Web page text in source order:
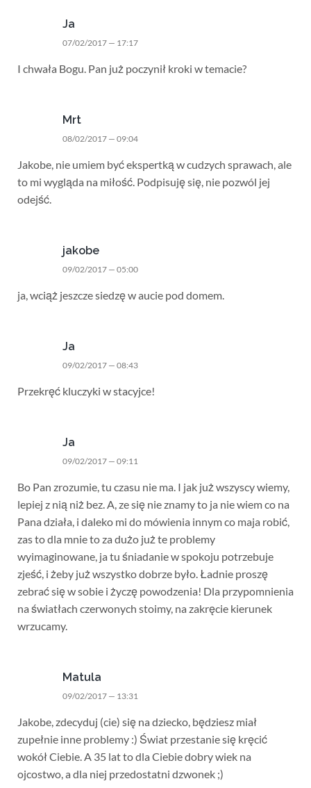
Ja
07/02/2017 — 17:17
I chwała Bogu. Pan już poczynił kroki w temacie?
Mrt
08/02/2017 — 09:04
Jakobe, nie umiem być ekspertką w cudzych sprawach, ale
to mi wygląda na miłość. Podpisuję się, nie pozwól jej
odejść.
jakobe
09/02/2017 — 05:00
ja, wciąż jeszcze siedzę w aucie pod domem.
Ja
09/02/2017 — 08:43
Przekręć kluczyki w stacyjce!
Ja
09/02/2017 — 09:11
Bo Pan zrozumie, tu czasu nie ma. I jak już wszyscy wiemy,
lepiej z nią niż bez. A, ze się nie znamy to ja nie wiem co na
Pana działa, i daleko mi do mówienia innym co maja robić,
zas to dla mnie to za dużo już te problemy
wyimaginowane, ja tu śniadanie w spokoju potrzebuje
zjeść, i żeby już wszystko dobrze było. Ładnie proszę
zebrać się w sobie i życzę powodzenia! Dla przypomnienia
na światłach czerwonych stoimy, na zakręcie kierunek
wrzucamy.
Matula
09/02/2017 — 13:31
Jakobe, zdecyduj (cie) się na dziecko, będziesz miał
zupełnie inne problemy :) Świat przestanie się kręcić
wokół Ciebie. A 35 lat to dla Ciebie dobry wiek na
ojcostwo, a dla niej przedostatni dzwonek ;)